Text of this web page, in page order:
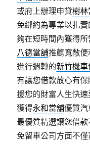
或府上辦理申貸樹
免綁約為專業以扎
夠在短時間內獲得
八德當舖推薦寬敞
進行週轉的新竹機車
有讓您借款放心有
援您的財富人生快
獲得永和當舖優質
最優質精選讓您借
免留車公司方面不